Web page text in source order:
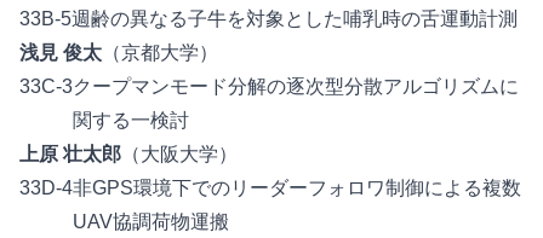
33B-5週齢の異なる子牛を対象とした哺乳時の舌運動計測
浅見 俊太 （京都大学）
33C-3クープマンモード分解の逐次型分散アルゴリズムに
関する一検討
上原 壮太郎 （大阪大学）
33D-4非GPS環境下でのリーダーフォロワ制御による複数
UAV協調荷物運搬